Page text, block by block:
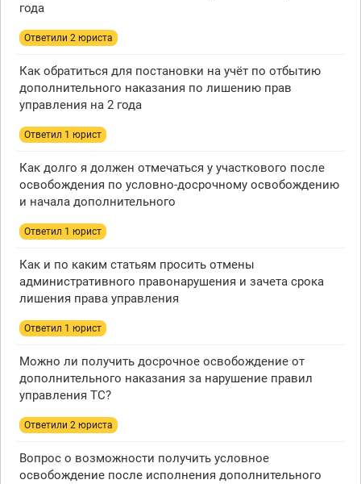
года
Ответили 2 юристa
Как обратиться для постановки на учёт по отбытию
дополнительного наказания по лишению прав
управления на 2 года
Ответил 1 юрист
Как долго я должен отмечаться у участкового после
освобождения по условно-досрочному освобождению
и начала дополнительного
Ответил 1 юрист
Как и по каким статьям просить отмены
административного правонарушения и зачета срока
лишения права управления
Ответил 1 юрист
Можно ли получить досрочное освобождение от
дополнительного наказания за нарушение правил
управления ТС?
Ответили 2 юристa
Вопрос о возможности получить условное
освобождение после исполнения дополнительного